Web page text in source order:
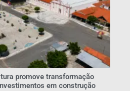
promove transformação
em construção